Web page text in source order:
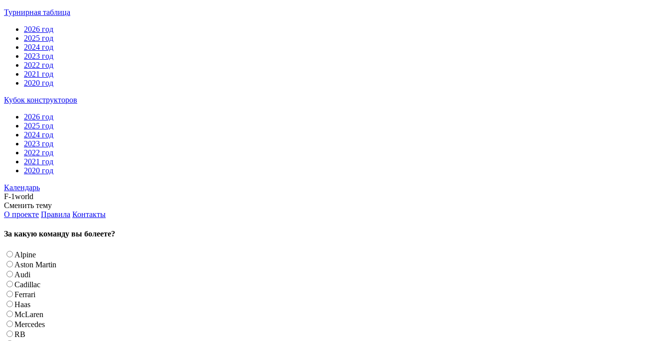
Турнирная таблица
2026 год
2025 год
2024 год
2023 год
2022 год
2021 год
2020 год
Кубок конструкторов
2026 год
2025 год
2024 год
2023 год
2022 год
2021 год
2020 год
Календарь
F-1world
Сменить тему
О проекте Правила Контакты
За какую команду вы болеете?
Alpine
Aston Martin
Audi
Cadillac
Ferrari
Haas
McLaren
Mercedes
RB